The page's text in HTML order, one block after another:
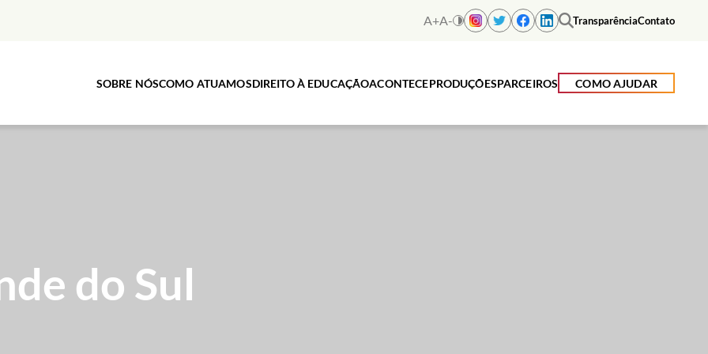
A+A- TransparênciaContato
SOBRE NÓSCOMO ATUAMOSDIREITO À EDUCAÇÃOACONTECEPRODUÇÕESPARCEIROS COMO AJUDAR
do Sul